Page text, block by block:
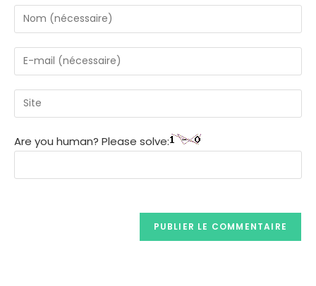
Are you human? Please solve: